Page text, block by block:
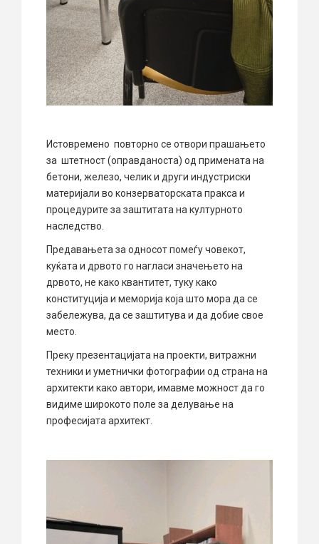
Истовремено повторно се отвори прашањето
за штетност (оправданоста) од примената на
бетони, железо, челик и други индустриски
материјали во конзерваторската пракса и
процедурите за заштитата на културното
наследство.
Предавањета за односот помеѓу човекот,
куќата и дрвото го нагласи значењето на
дрвото, не како квантитет, туку како
конституција и меморија која што мора да се
забележува, да се заштитува и да добие свое
место.
Преку презентацијата на проекти, витражни
техники и уметнички фотографии од страна на
архитекти како автори, имавме можност да го
видиме широкото поле за делување на
професијата архитект.